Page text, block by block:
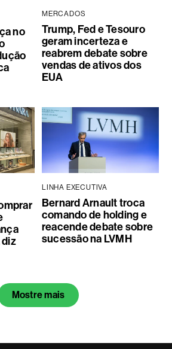
no
MERCADOS
Trump, Fed e Tesouro
geram incerteza e
reabrem debate sobre
vendas de ativos dos
EUA
diz
LINHA EXECUTIVA
Bernard Arnault troca
comando de holding e
reacende debate sobre
sucessão na LVMH
Mostre mais